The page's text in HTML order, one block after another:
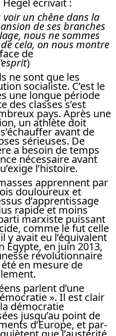
écrivait :
un chêne dans la
de ses branches
nous ne sommes
cela, on nous montre
de
)
ne sont que les
socialiste. C’est le
une longue période
des classes s’est
pays. Après une
un athlète doit
avant de
sérieuses. De
a besoin de temps
nécessaire avant
l’histoire.
apprennent par
douloureux et
d’apprentissage
rapide et moins
marxiste puissant
comme le fut celle
y avait eu l’équivalent
Égypte, en juin 2013,
révolutionnaire
en mesure de
parlent d’une
». Il est clair
démocratie
jusqu’au point de
d’Europe, et par-